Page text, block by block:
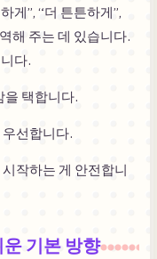
게”, “더 튼튼하게”,
해 주는 데 있습니다.
다.
을 택합니다.
선합니다.
작하는 게 안전합니
기본 방향